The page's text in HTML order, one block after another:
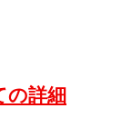
の詳細